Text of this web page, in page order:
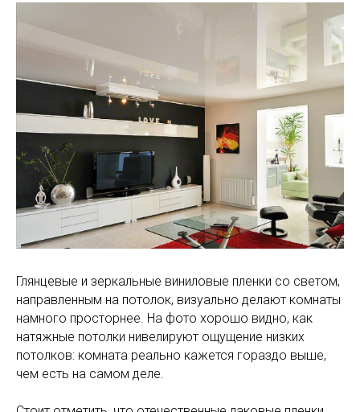
Глянцевые и зеркальные виниловые пленки со светом,
направленным на потолок, визуально делают комнаты
намного просторнее. На фото хорошо видно, как
натяжные потолки нивелируют ощущение низких
потолков: комната реально кажется гораздо выше,
чем есть на самом деле.